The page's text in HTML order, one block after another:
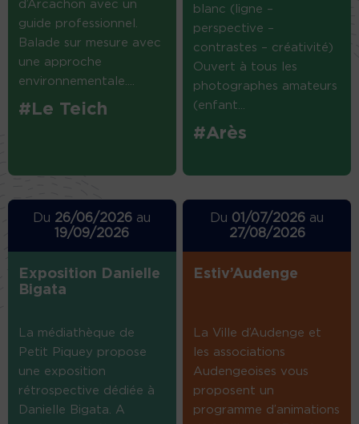
d’Arcachon avec un
guide professionnel.
Balade sur mesure avec
une approche
environnementale....
#Le Teich
blanc (ligne –
perspective –
contrastes – créativité)
Ouvert à tous les
photographes amateurs
(enfant...
#Arès
Du 26/06/2026 au
19/09/2026
Exposition Danielle
Bigata
La médiathèque de
Petit Piquey propose
une exposition
rétrospective dédiée à
Danielle Bigata. A
Du 01/07/2026 au
27/08/2026
Estiv’Audenge
La Ville d’Audenge et
les associations
Audengeoises vous
proposent un
programme d’animations